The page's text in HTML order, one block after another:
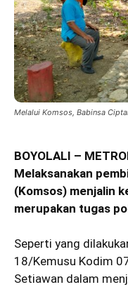
Melalui Komsos, Babinsa
BOYOLALI –
Melaksanakan
(Komsos) menjalin
merupakan tugas
Seperti yang
18/Kemusu Kodim
Setiawan dalam